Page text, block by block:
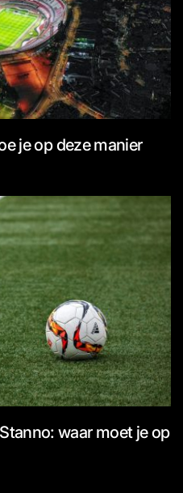
je op deze manier
waar moet je op